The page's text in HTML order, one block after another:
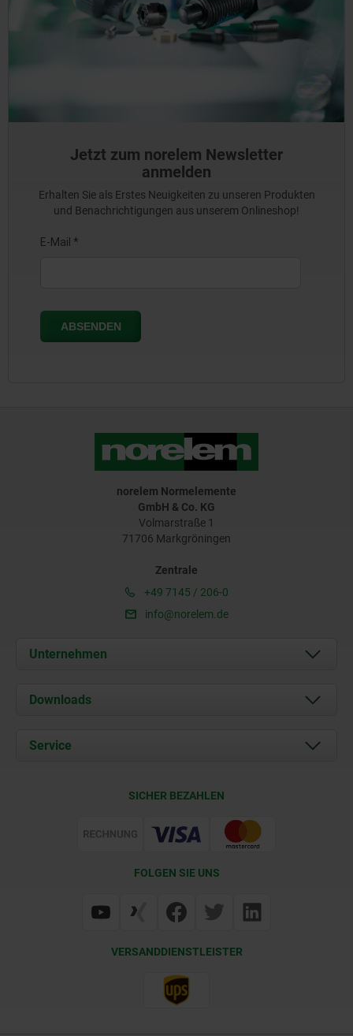
Jetzt zum norelem Newsletter
anmelden
Erhalten Sie als Erstes Neuigkeiten zu unseren Produkten
und Benachrichtigungen aus unserem Onlineshop!
norelem Normelemente
GmbH & Co. KG
Volmarstraße 1
71706 Markgröningen
Zentrale
+49 7145 / 206-0
info@norelem.de
Unternehmen
Über uns
Karriere
Downloads
Dokumente
Service
Web Support
SICHER BEZAHLEN
FOLGEN SIE UNS
VERSANDDIENSTLEISTER